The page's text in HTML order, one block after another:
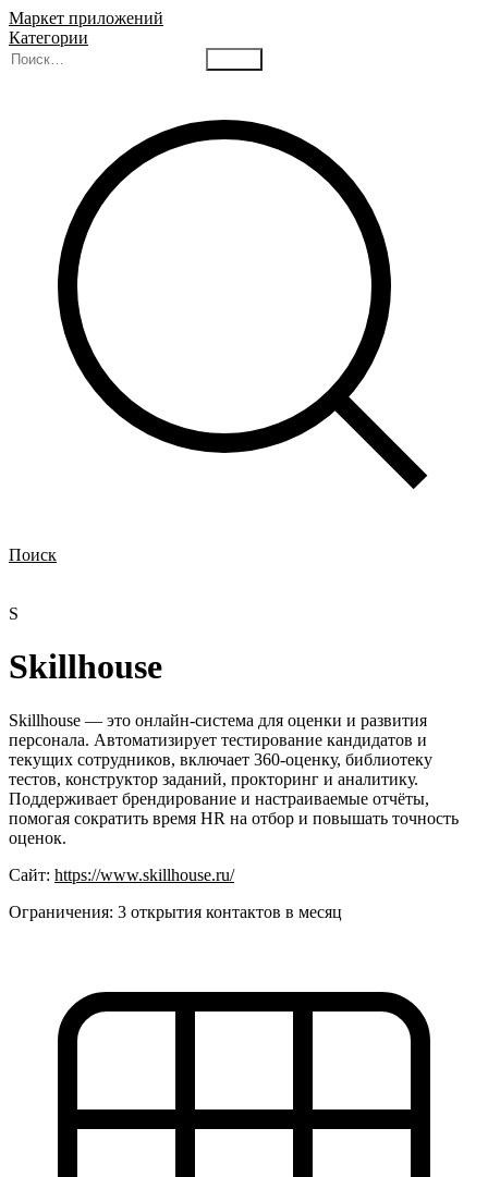
Маркет приложений
Категории
Поиск
S
Skillhouse
Skillhouse — это онлайн-система для оценки и развития
персонала. Автоматизирует тестирование кандидатов и
текущих сотрудников, включает 360-оценку, библиотеку
тестов, конструктор заданий, прокторинг и аналитику.
Поддерживает брендирование и настраиваемые отчёты,
помогая сократить время HR на отбор и повышать точность
оценок.
Сайт: https://www.skillhouse.ru/
Ограничения: 3 открытия контактов в месяц